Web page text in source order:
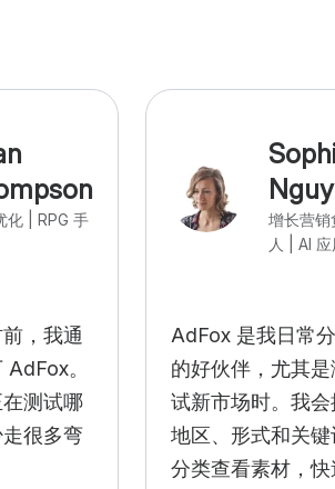
化 | RPG 手
，我通
。
测试哪
很多弯
增长营销
人 | AI
AdFox 是我日常
的好伙伴，尤其是
试新市场时。我会
地区、形式和关键
分类查看素材，快